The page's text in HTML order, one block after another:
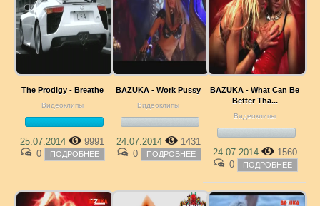
The Prodigy - Breathe
Видеоклипы
25.07.2014
9991
0
ПОДРОБНЕЕ
BAZUKA - Work Pussy
Видеоклипы
24.07.2014
1431
0
ПОДРОБНЕЕ
BAZUKA - What Can Be
Better Tha...
Видеоклипы
24.07.2014
1560
0
ПОДРОБНЕЕ